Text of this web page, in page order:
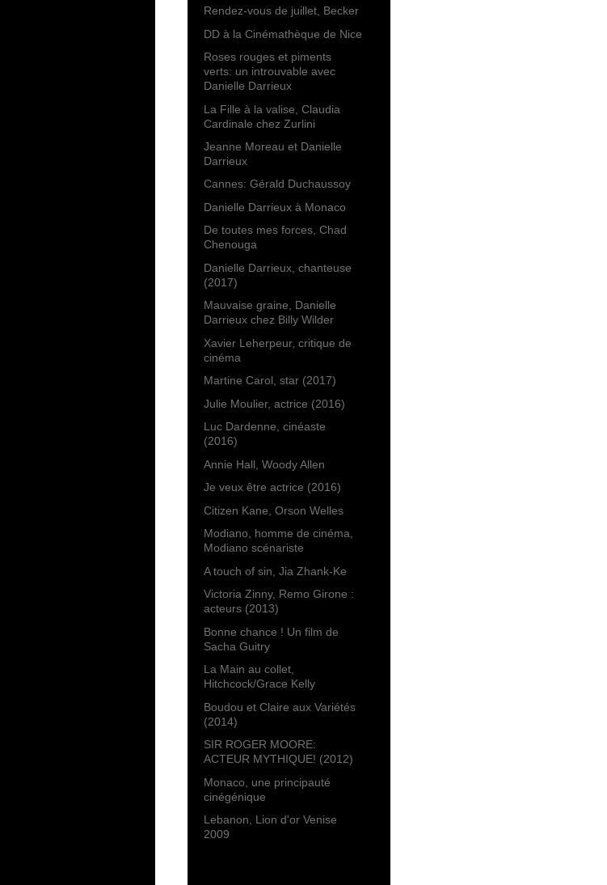
Rendez-vous de juillet, Becker
DD à la Cinémathèque de Nice
Roses rouges et piments
verts: un introuvable avec
Danielle Darrieux
La Fille à la valise, Claudia
Cardinale chez Zurlini
Jeanne Moreau et Danielle
Darrieux
Cannes: Gérald Duchaussoy
Danielle Darrieux à Monaco
De toutes mes forces, Chad
Chenouga
Danielle Darrieux, chanteuse
(2017)
Mauvaise graine, Danielle
Darrieux chez Billy Wilder
Xavier Leherpeur, critique de
cinéma
Martine Carol, star (2017)
Julie Moulier, actrice (2016)
Luc Dardenne, cinéaste
(2016)
Annie Hall, Woody Allen
Je veux être actrice (2016)
Citizen Kane, Orson Welles
Modiano, homme de cinéma,
Modiano scénariste
A touch of sin, Jia Zhank-Ke
Victoria Zinny, Remo Girone :
acteurs (2013)
Bonne chance ! Un film de
Sacha Guitry
La Main au collet,
Hitchcock/Grace Kelly
Boudou et Claire aux Variétés
(2014)
SIR ROGER MOORE:
ACTEUR MYTHIQUE! (2012)
Monaco, une principauté
cinégénique
Lebanon, Lion d'or Venise
2009